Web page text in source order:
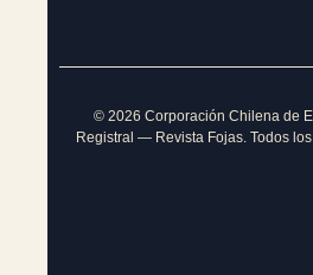
© 2026 Corporación Chilena de
Registral — Revista Fojas. Todos